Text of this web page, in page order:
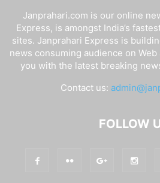
Janprahari.com is our online
Express, is amongst India’s
sites. Janprahari Express is
news consuming audience on
you with the latest breaking
Contact us:
FOLLOW